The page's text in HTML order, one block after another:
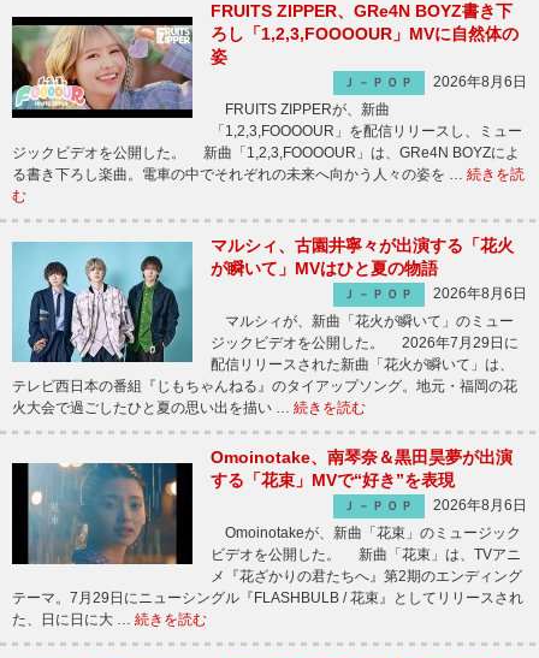
FRUITS ZIPPER、GRe4N BOYZ書き下
ろし「1,2,3,FOOOOUR」MVに自然体の
姿
Ｊ－ＰＯＰ
2026年8月6日
FRUITS ZIPPERが、新曲
「1,2,3,FOOOOUR」を配信リリースし、ミュー
ジックビデオを公開した。 新曲「1,2,3,FOOOOUR」は、GRe4N BOYZによ
る書き下ろし楽曲。電車の中でそれぞれの未来へ向かう人々の姿を … 続きを読
む
マルシィ、古園井寧々が出演する「花火
が瞬いて」MVはひと夏の物語
Ｊ－ＰＯＰ
2026年8月6日
マルシィが、新曲「花火が瞬いて」のミュー
ジックビデオを公開した。 2026年7月29日に
配信リリースされた新曲「花火が瞬いて」は、
テレビ西日本の番組『じもちゃんねる』のタイアップソング。地元・福岡の花
火大会で過ごしたひと夏の思い出を描い … 続きを読む
Omoinotake、南琴奈＆黒田昊夢が出演
する「花束」MVで“好き”を表現
Ｊ－ＰＯＰ
2026年8月6日
Omoinotakeが、新曲「花束」のミュージック
ビデオを公開した。 新曲「花束」は、TVアニ
メ『花ざかりの君たちへ』第2期のエンディング
テーマ。7月29日にニューシングル『FLASHBULB / 花束』としてリリースされ
た、日に日に大 … 続きを読む